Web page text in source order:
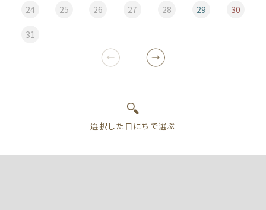
24 25 26 27 28 29 30
31